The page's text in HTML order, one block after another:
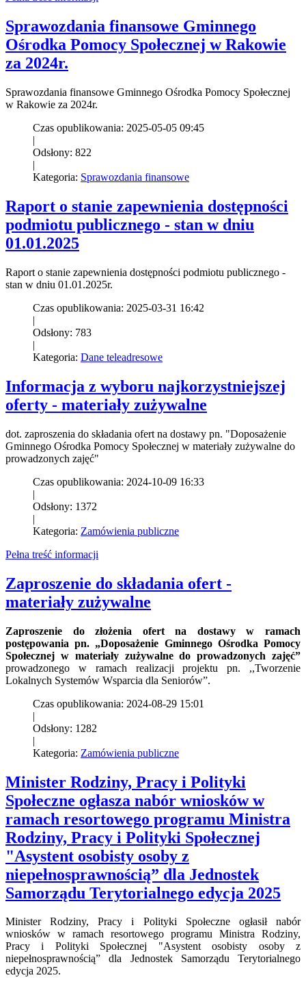
Sprawozdania finansowe Gminnego
Ośrodka Pomocy Społecznej w Rakowie
za 2024r.
Sprawozdania finansowe Gminnego Ośrodka Pomocy Społecznej
w Rakowie za 2024r.
Czas opublikowania: 2025-05-05 09:45
|
Odsłony: 822
|
Kategoria: Sprawozdania finansowe
Raport o stanie zapewnienia dostępności
podmiotu publicznego - stan w dniu
01.01.2025
Raport o stanie zapewnienia dostępności podmiotu publicznego -
stan w dniu 01.01.2025r.
Czas opublikowania: 2025-03-31 16:42
|
Odsłony: 783
|
Kategoria: Dane teleadresowe
Informacja z wyboru najkorzystniejszej
oferty - materiały zużywalne
dot. zaproszenia do składania ofert na dostawy pn. "Doposażenie
Gminnego Ośrodka Pomocy Społecznej w materiały zużywalne do
prowadzonych zajęć"
Czas opublikowania: 2024-10-09 16:33
|
Odsłony: 1372
|
Kategoria: Zamówienia publiczne
Pełna treść informacji
Zaproszenie do składania ofert -
materiały zużywalne
Zaproszenie do złożenia ofert na dostawy w ramach
postępowania pn. „Doposażenie Gminnego Ośrodka Pomocy
Społecznej w materiały zużywalne do prowadzonych zajęć”
prowadzonego w ramach realizacji projektu pn. ,,Tworzenie
Lokalnych Systemów Wsparcia dla Seniorów”.
Czas opublikowania: 2024-08-29 15:01
|
Odsłony: 1282
|
Kategoria: Zamówienia publiczne
Minister Rodziny, Pracy i Polityki
Społeczne ogłasza nabór wniosków w
ramach resortowego programu Ministra
Rodziny, Pracy i Polityki Społecznej
"Asystent osobisty osoby z
niepełnosprawnością” dla Jednostek
Samorządu Terytorialnego edycja 2025
Minister Rodziny, Pracy i Polityki Społeczne ogłasił nabór
wniosków w ramach resortowego programu Ministra Rodziny,
Pracy i Polityki Społecznej "Asystent osobisty osoby z
niepełnosprawnością” dla Jednostek Samorządu Terytorialnego
edycja 2025.